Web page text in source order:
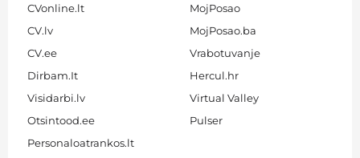
CVonline.lt
CV.lv
CV.ee
Dirbam.It
Visidarbi.lv
Otsintood.ee
Personaloatrankos.lt
MojPosao
MojPosao.ba
Vrabotuvanje
Hercul.hr
Virtual Valley
Pulser